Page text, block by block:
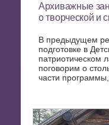
Архиважные
о творческой и
В предыдущем
подготовке в
патриотическом
поговорим о
части